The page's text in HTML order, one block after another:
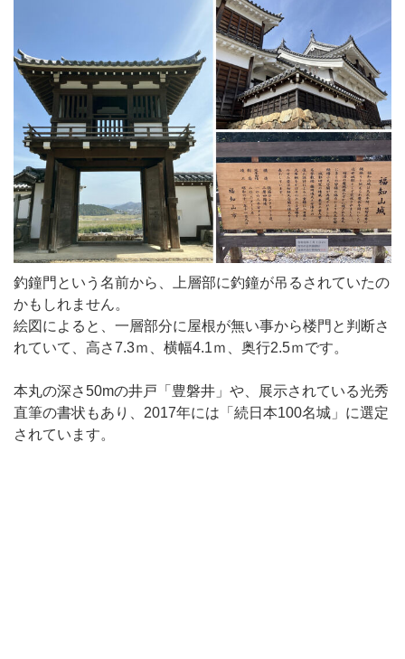
釣鐘門という名前から、上層部に釣鐘が吊るされていたの
かもしれません。
絵図によると、一層部分に屋根が無い事から楼門と判断さ
れていて、高さ7.3ｍ、横幅4.1ｍ、奥行2.5ｍです。
本丸の深さ50mの井戸「豊磐井」や、展示されている光秀
直筆の書状もあり、2017年には「続日本100名城」に選定
されています。